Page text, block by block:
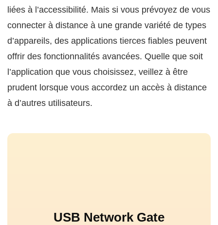
liées à l’accessibilité. Mais si vous prévoyez de vous
connecter à distance à une grande variété de types
d’appareils, des applications tierces fiables peuvent
offrir des fonctionnalités avancées. Quelle que soit
l’application que vous choisissez, veillez à être
prudent lorsque vous accordez un accès à distance
à d’autres utilisateurs.
USB Network Gate